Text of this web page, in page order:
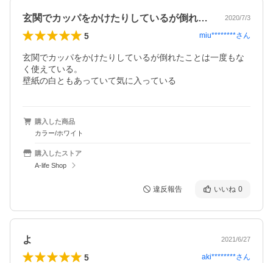
玄関でカッパをかけたりしているが倒れた… 2020/7/3
5 miu********さん
玄関でカッパをかけたりしているが倒れたことは一度もな
く使えている。
壁紙の白ともあっていて気に入っている
購入した商品
カラー/ホワイト
購入したストア
A-life Shop
違反報告 いいね 0
よ 2021/6/27
5 aki********さん